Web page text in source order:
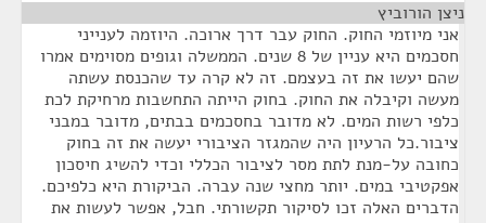
ניצן הורוביץ
אני מיוזמי החוק. החוק עבר דרך ארוכה. היוזמה לענייני
חסכמים היא עניין של 8 שנים. הממשלה וגופים מסוימים אמרו
שהם יעשו את זה בעצמם. זה לא קרה עד שהכנסת עשתה
מעשה וקיבלה את החוק. בחוק הייתה התחשבות מרחיקת לכת
כלפי רשות המים. לא מדובר בחסכמים בבתים, מדובר במבני
ציבור.כל הרעיון היה שהמגזר הציבורי יעשה את זה בחוק
כחובה על-מנת לתת מסר לציבור הכללי וכדי להשיג חיסכון
אפקטיבי במים. יותר מחצי שנה עברה. הביקורת היא כלפיכם.
הדברים האלה זכו לסיקור תקשורתי. חבל, אפשר לעשות את